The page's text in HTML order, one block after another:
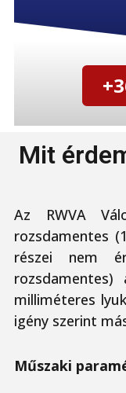
Mit
Az RWVA
rozsdamentes
részei nem
rozsdamentes)
milliméteres
igény szerint
Műszaki